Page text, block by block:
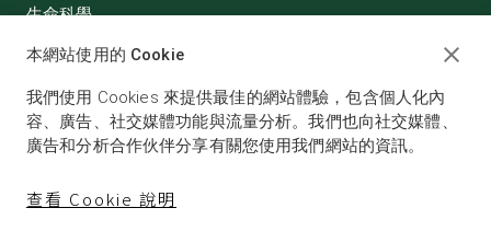
生命科學
醫學古生物心理學生態學
物理 化學地球科學天文
本網站使用的 Cookie
我們使用 Cookies 來提供最佳的網站體驗，包含個人化內
容、廣告、社交媒體功能與流量分析。我們也向社交媒體、
廣告和分析合作伙伴分享有關您使用我們網站的資訊。
查看 Cookie 說明